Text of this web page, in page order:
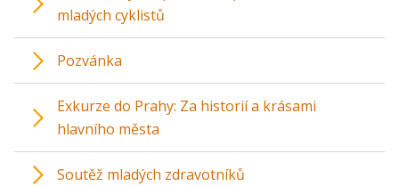
mladých cyklistů
Pozvánka
Exkurze do Prahy: Za historií a krásami
hlavního města
Soutěž mladých zdravotníků